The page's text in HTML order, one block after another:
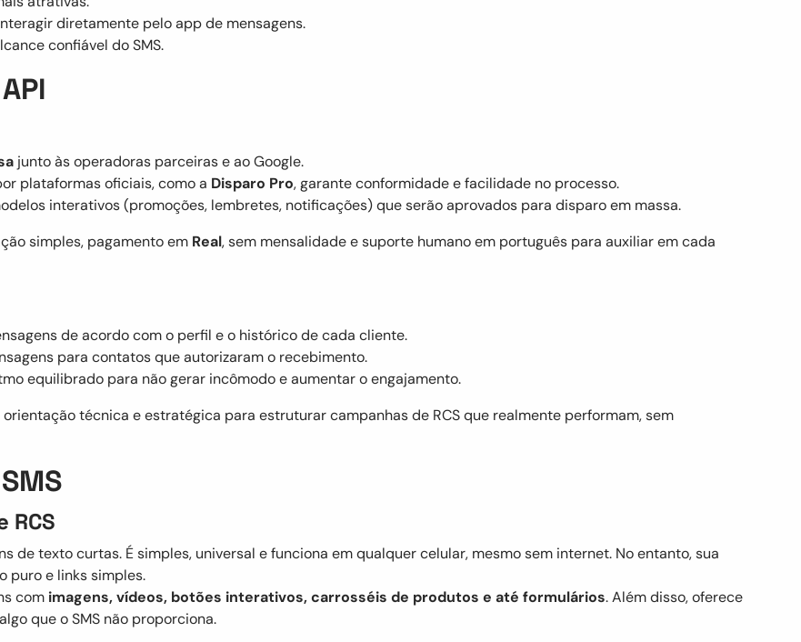
diretamente pelo app de mensagens.
confiável do SMS.
junto às operadoras parceiras e ao Google.
plataformas oficiais, como a Disparo Pro, garante conformidade e facilidade no processo.
interativos (promoções, lembretes, notificações) que serão aprovados para disparo em massa.
simples, pagamento em Real, sem mensalidade e suporte humano em português para auxiliar em cada
de acordo com o perfil e o histórico de cada cliente.
para contatos que autorizaram o recebimento.
equilibrado para não gerar incômodo e aumentar o engajamento.
técnica e estratégica para estruturar campanhas de RCS que realmente performam, sem
RCS
de texto curtas. É simples, universal e funciona em qualquer celular, mesmo sem internet. No entanto, sua
puro e links simples.
com imagens, vídeos, botões interativos, carrosséis de produtos e até formulários. Além disso, oferece
que o SMS não proporciona.